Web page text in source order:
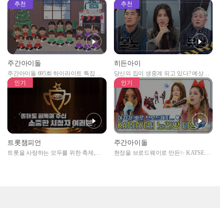
추천
주간아이돌
주간아이돌 695회 하이라이트 특집 남
자아이돌편 예고
추천
히든아이
당신의 집이 생중계 되고 있다? 예상치
못한 곳에서 일어나는 불법촬영 범죄!
인기
트롯챔피언
트롯을 사랑하는 모두를 위한 축제,
인기
주간아이돌
현장을 브로드웨이로 만든✨ KATSEYE